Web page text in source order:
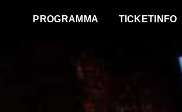
PROGRAMMA TICKETINFO